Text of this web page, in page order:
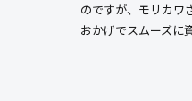
のですが、モリカワ
おかげでスムーズに